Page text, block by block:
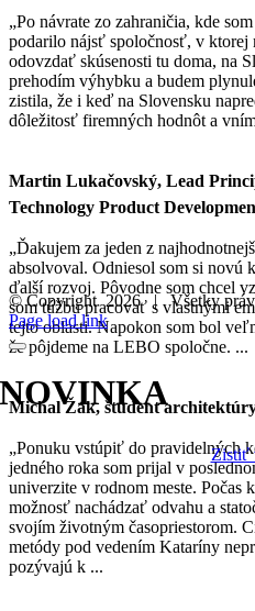
„Po návrate zo zahraničia, kde
podarilo nájsť spoločnosť, v ktorej
odovzdať skúsenosti tu doma, na
prehodím výhybku a budem
zistila, že i keď na Slovensku
dôležitosť firemných hodnôt a
Martin Lukačovský, Lead
Technology Product
„Ďakujem za jeden z
absolvoval. Odniesol som si novú
ďalší rozvoj. Pôvodne som chcel
som túžbu pracovať s vlastnými
tejto oblasti. Napokon som bol
že pôjdeme na LEBO spoločne. ...
Michal Žák, študent
„Ponuku vstúpiť do pravidelných
jedného roka som prijal v
univerzite v rodnom meste. Počas
možnosť nachádzať odvahu a
svojím životným časopriestorom.
metódy pod vedením Kataríny
pozývajú k ...
© Copyright2026 | Všetky
Facebook
Instagram
LinkedIn
Page load link
NOVINKA
Zistiť